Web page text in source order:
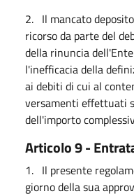
2. Il mancato
ricorso da parte del
della rinuncia
l'inefficacia della
ai debiti di cui al
versamenti effettuati
dell'importo
Articolo 9 -
1. Il presente
giorno della sua